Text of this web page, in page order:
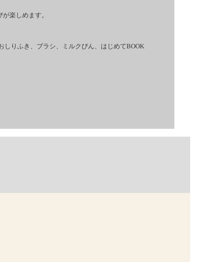
楽しめます。
しりふき、ブラシ、ミルクびん、はじめてBOOK